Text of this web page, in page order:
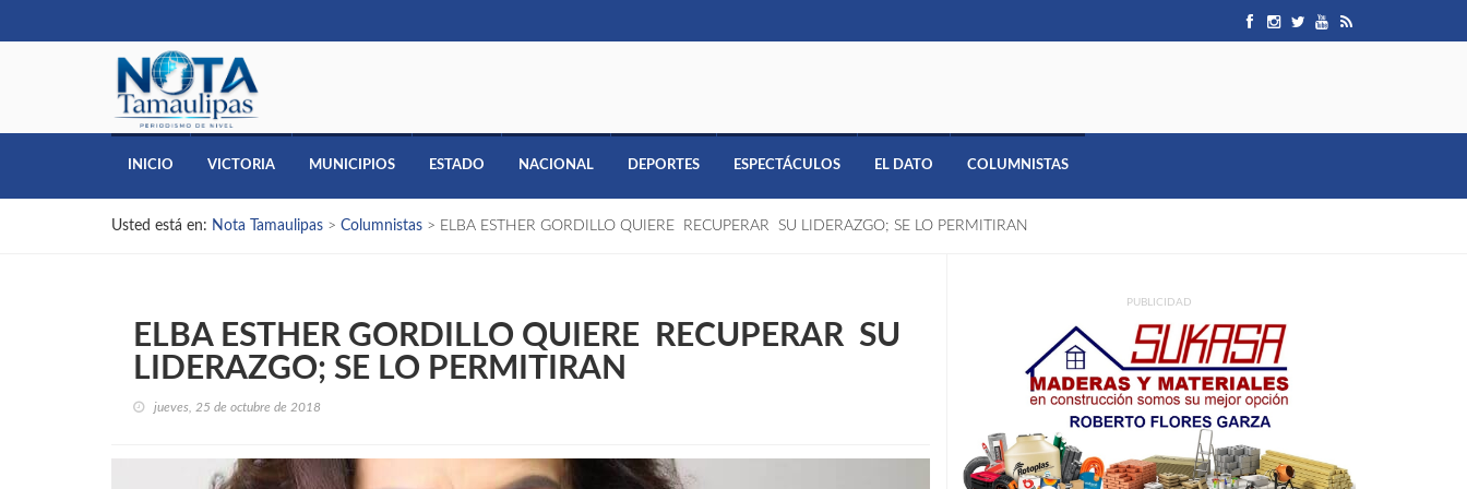
INICIO VICTORIA MUNICIPIOS ESTADO NACIONAL DEPORTES ESPECTÁCULOS EL DATO COLUMNISTAS
Usted está en: Nota Tamaulipas > Columnistas > ELBA ESTHER GORDILLO QUIERE RECUPERAR SU LIDERAZGO; SE LO PERMITIRAN
ELBA ESTHER GORDILLO QUIERE RECUPERAR SU
LIDERAZGO; SE LO PERMITIRAN
jueves, 25 de octubre de 2018
PUBLICIDAD